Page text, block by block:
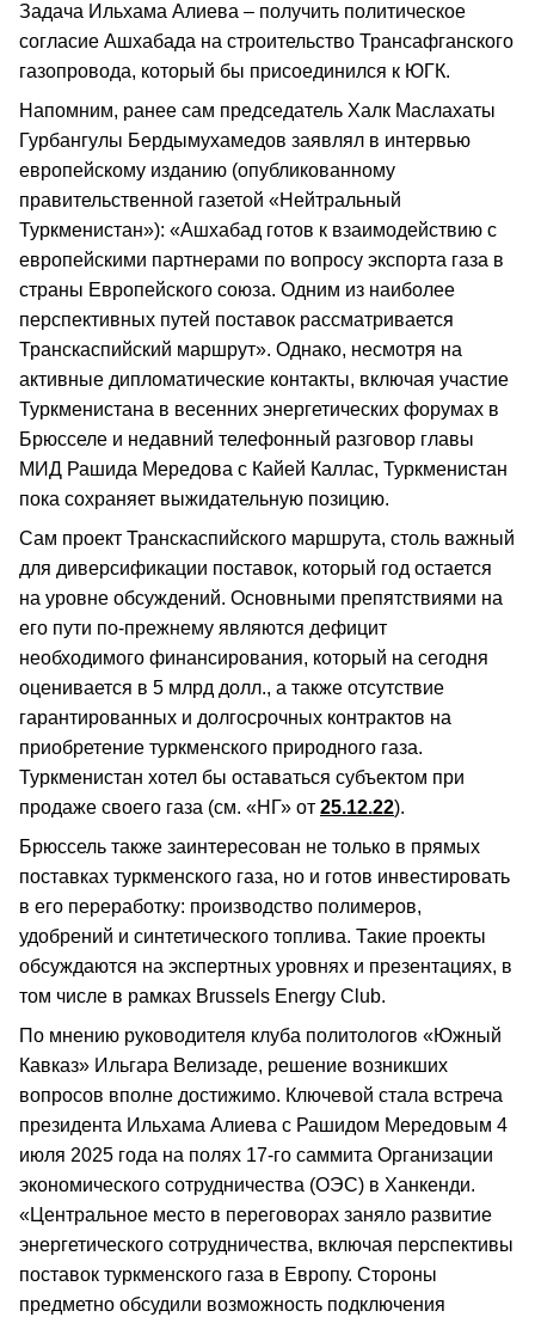
Задача Ильхама Алиева – получить политическое
согласие Ашхабада на строительство Трансафганского
газопровода, который бы присоединился к ЮГК.
Напомним, ранее сам председатель Халк Маслахаты
Гурбангулы Бердымухамедов заявлял в интервью
европейскому изданию (опубликованному
правительственной газетой «Нейтральный
Туркменистан»): «Ашхабад готов к взаимодействию с
европейскими партнерами по вопросу экспорта газа в
страны Европейского союза. Одним из наиболее
перспективных путей поставок рассматривается
Транскаспийский маршрут». Однако, несмотря на
активные дипломатические контакты, включая участие
Туркменистана в весенних энергетических форумах в
Брюсселе и недавний телефонный разговор главы
МИД Рашида Мередова с Кайей Каллас, Туркменистан
пока сохраняет выжидательную позицию.
Сам проект Транскаспийского маршрута, столь важный
для диверсификации поставок, который год остается
на уровне обсуждений. Основными препятствиями на
его пути по-прежнему являются дефицит
необходимого финансирования, который на сегодня
оценивается в 5 млрд долл., а также отсутствие
гарантированных и долгосрочных контрактов на
приобретение туркменского природного газа.
Туркменистан хотел бы оставаться субъектом при
продаже своего газа (см. «НГ» от 25.12.22).
Брюссель также заинтересован не только в прямых
поставках туркменского газа, но и готов инвестировать
в его переработку: производство полимеров,
удобрений и синтетического топлива. Такие проекты
обсуждаются на экспертных уровнях и презентациях, в
том числе в рамках Brussels Energy Club.
По мнению руководителя клуба политологов «Южный
Кавказ» Ильгара Велизаде, решение возникших
вопросов вполне достижимо. Ключевой стала встреча
президента Ильхама Алиева с Рашидом Мередовым 4
июля 2025 года на полях 17-го саммита Организации
экономического сотрудничества (ОЭС) в Ханкенди.
«Центральное место в переговорах заняло развитие
энергетического сотрудничества, включая перспективы
поставок туркменского газа в Европу. Стороны
предметно обсудили возможность подключения